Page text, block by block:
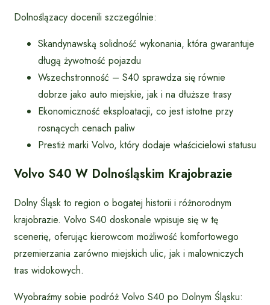
Dolnoślązacy docenili szczególnie:
Skandynawską solidność wykonania, która gwarantuje
długą żywotność pojazdu
Wszechstronność – S40 sprawdza się równie
dobrze jako auto miejskie, jak i na dłuższe trasy
Ekonomiczność eksploatacji, co jest istotne przy
rosnących cenach paliw
Prestiż marki Volvo, który dodaje właścicielowi statusu
Volvo S40 W Dolnośląskim Krajobrazie
Dolny Śląsk to region o bogatej historii i różnorodnym
krajobrazie. Volvo S40 doskonale wpisuje się w tę
scenerię, oferując kierowcom możliwość komfortowego
przemierzania zarówno miejskich ulic, jak i malowniczych
tras widokowych.
Wyobraźmy sobie podróż Volvo S40 po Dolnym Śląsku: